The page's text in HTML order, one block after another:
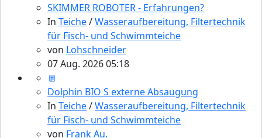
SKIMMER ROBOTER - Erfahrungen?
In Teiche/Wasseraufbereitung, Filtertechnik
für Fisch- und Schwimmteiche
von Lohschneider
07 Aug. 2026 05:18
Dolphin BIO S externe Absaugung
In Teiche/Wasseraufbereitung, Filtertechnik
für Fisch- und Schwimmteiche
von Frank Au.